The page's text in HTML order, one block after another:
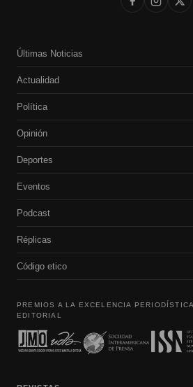
Últimas Noticias
Actualidad
Política
Opinión
Deportes
Eventos
Podcast
Réplicas
Código etico
PREMIOS A LA EXCELENCIA
EDITORIAL